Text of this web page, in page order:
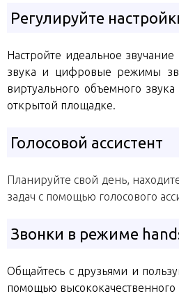
Регулируйте
Настройте идеальное
звука и цифровые режимы
виртуального объемного
открытой площадке.
Голосовой ассистент
Планируйте свой день,
задач с помощью голосового
Звонки в режиме
Общайтесь с друзьями и
помощью